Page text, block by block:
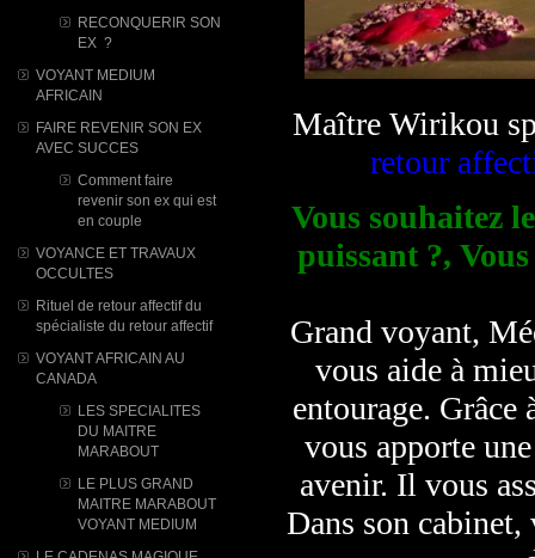
RECONQUERIR SON
EX ?
VOYANT MEDIUM
AFRICAIN
FAIRE REVENIR SON EX
AVEC SUCCES
Comment faire
revenir son ex qui est
en couple
VOYANCE ET TRAVAUX
OCCULTES
Rituel de retour affectif du
spécialiste du retour affectif
VOYANT AFRICAIN AU
CANADA
LES SPECIALITES
DU MAITRE
MARABOUT
LE PLUS GRAND
MAITRE MARABOUT
VOYANT MEDIUM
Maître Wirikou
retour
Vous souhaitez
puissant ?,
Grand voyant,
vous aide à
entourage. Grâce
vous apporte
avenir. Il vous
Dans son